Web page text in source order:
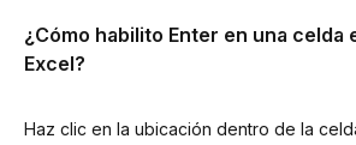
¿Cómo habilito Enter en una celda
Excel?
Haz clic en la ubicación dentro de la